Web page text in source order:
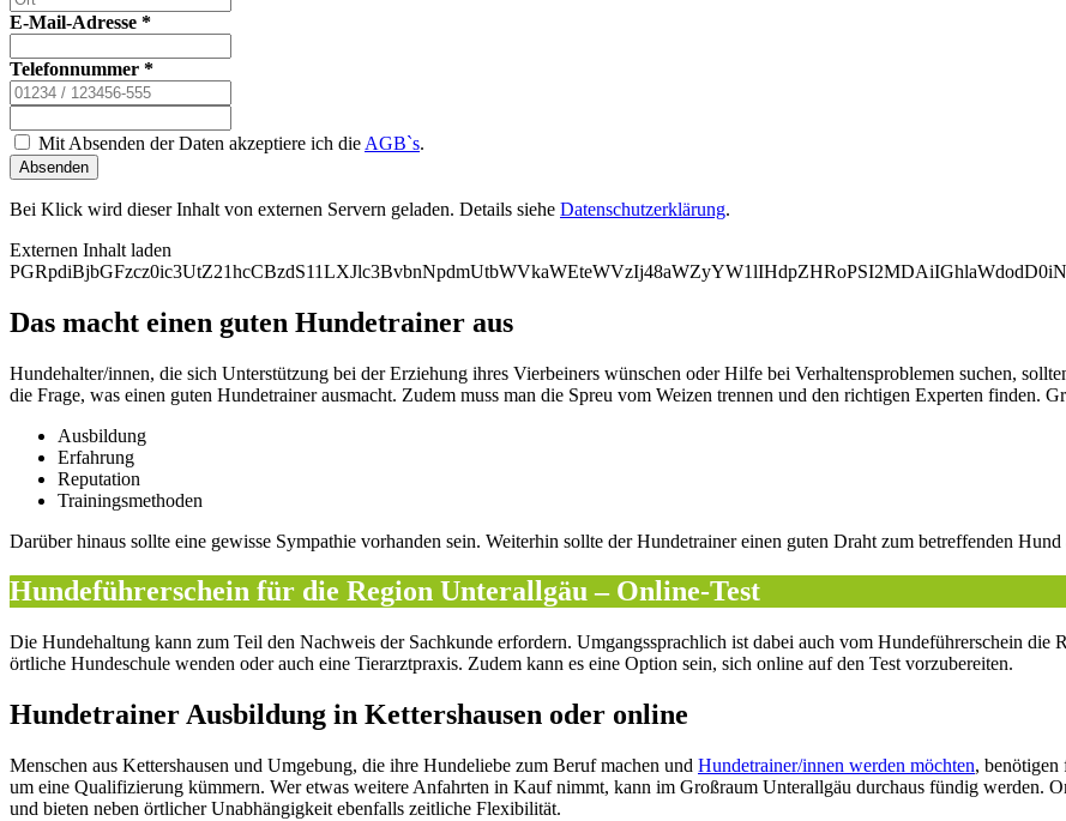
E-Mail-Adresse *
Telefonnummer *
Mit Absenden der Daten akzeptiere ich die AGB`s.
Absenden
Bei Klick wird dieser Inhalt von externen Servern geladen. Details siehe Datenschutzerklärung.
Externen Inhalt laden
Das macht einen guten Hundetrainer aus
Hundehalter/innen, die sich Unterstützung bei der Erziehung ihres Vierbeiners wünschen oder Hilfe bei Verhaltensproblemen suchen,
die Frage, was einen guten Hundetrainer ausmacht. Zudem muss man die Spreu vom Weizen trennen und den richtigen Experten finden.
Ausbildung
Erfahrung
Reputation
Trainingsmethoden
Darüber hinaus sollte eine gewisse Sympathie vorhanden sein. Weiterhin sollte der Hundetrainer einen guten Draht zum betreffenden
Hundeführerschein für die Region Unterallgäu – Online-Test
Die Hundehaltung kann zum Teil den Nachweis der Sachkunde erfordern. Umgangssprachlich ist dabei auch vom Hundeführerschein die
örtliche Hundeschule wenden oder auch eine Tierarztpraxis. Zudem kann es eine Option sein, sich online auf den Test vorzubereiten.
Hundetrainer Ausbildung in Kettershausen oder online
Menschen aus Kettershausen und Umgebung, die ihre Hundeliebe zum Beruf machen und Hundetrainer/innen werden möchten, benötigen
um eine Qualifizierung kümmern. Wer etwas weitere Anfahrten in Kauf nimmt, kann im Großraum Unterallgäu durchaus fündig werden.
und bieten neben örtlicher Unabhängigkeit ebenfalls zeitliche Flexibilität.